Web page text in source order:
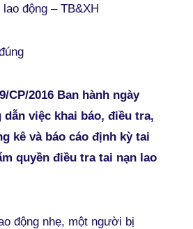
động – TB&XH
CP/2016 Ban hành ngày
dẫn việc khai báo, điều tra,
kê và báo cáo định kỳ tai
quyền điều tra tai nạn lao
động nhẹ, một người bị